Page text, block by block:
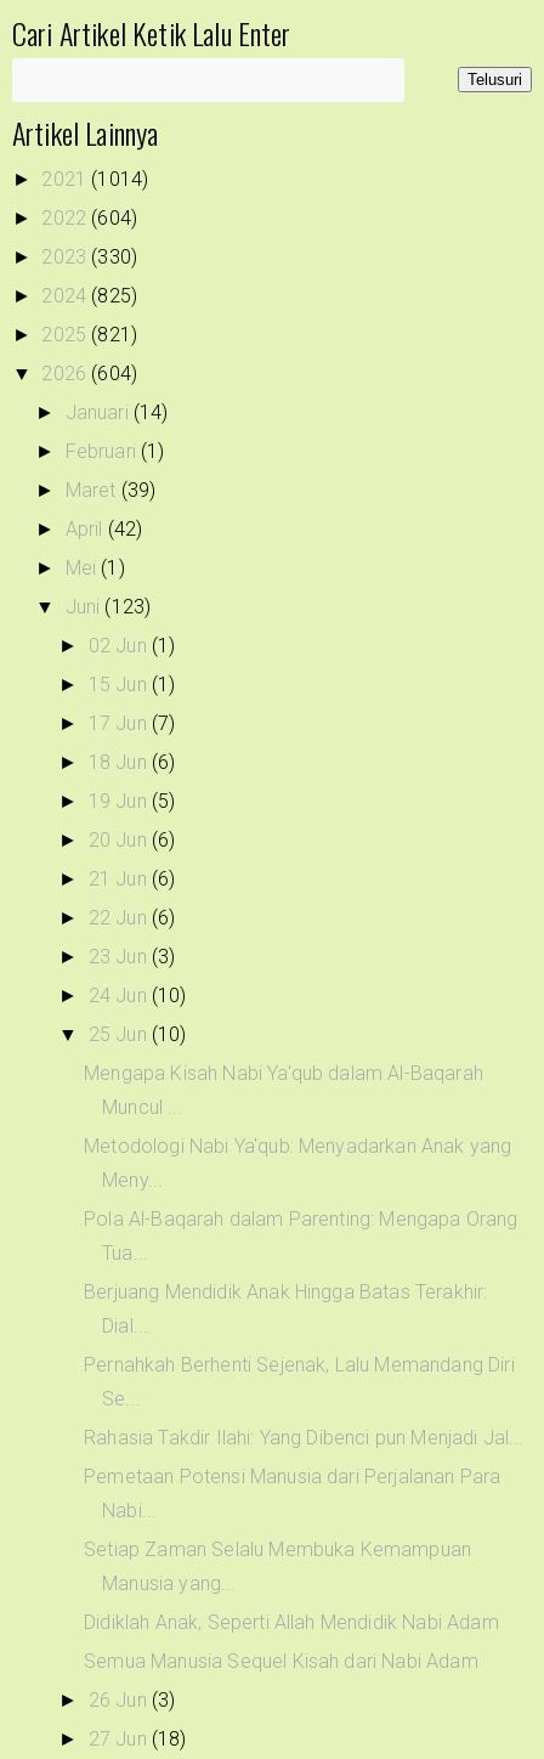
Cari Artikel Ketik Lalu Enter
Artikel Lainnya
► 2021 (1014)
► 2022 (604)
► 2023 (330)
► 2024 (825)
► 2025 (821)
▼ 2026 (604)
► Januari (14)
► Februari (1)
► Maret (39)
► April (42)
► Mei (1)
▼ Juni (123)
► 02 Jun (1)
► 15 Jun (1)
► 17 Jun (7)
► 18 Jun (6)
► 19 Jun (5)
► 20 Jun (6)
► 21 Jun (6)
► 22 Jun (6)
► 23 Jun (3)
► 24 Jun (10)
▼ 25 Jun (10)
Mengapa Kisah Nabi Ya'qub dalam Al-Baqarah
Muncul ...
Metodologi Nabi Ya'qub: Menyadarkan Anak yang
Meny...
Pola Al-Baqarah dalam Parenting: Mengapa Orang
Tua...
Berjuang Mendidik Anak Hingga Batas Terakhir:
Dial...
Pernahkah Berhenti Sejenak, Lalu Memandang Diri
Se...
Rahasia Takdir Ilahi: Yang Dibenci pun Menjadi Jal...
Pemetaan Potensi Manusia dari Perjalanan Para
Nabi...
Setiap Zaman Selalu Membuka Kemampuan
Manusia yang...
Didiklah Anak, Seperti Allah Mendidik Nabi Adam
Semua Manusia Sequel Kisah dari Nabi Adam
► 26 Jun (3)
► 27 Jun (18)